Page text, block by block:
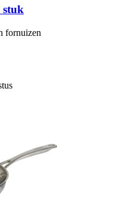
stuk
fornuizen